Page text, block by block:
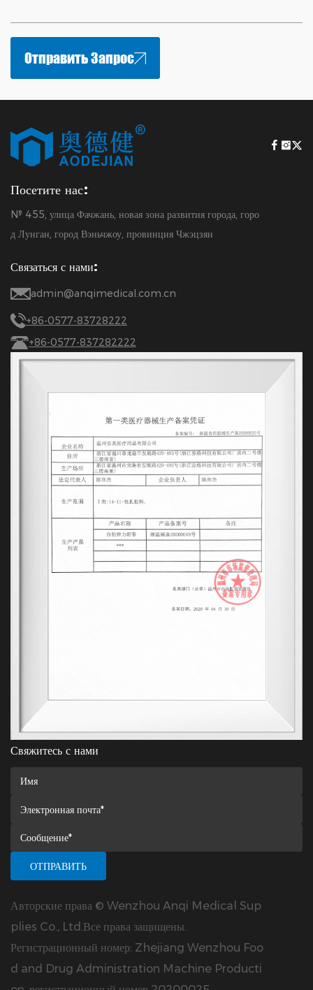
Отправить Запрос
Посетите нас:
№ 455, улица Фачжань, новая зона развития города, горо
д Лунган, город Вэньчжоу, провинция Чжэцзян
Связаться с нами:
admin@anqimedical.com.cn
+86-0577-83728222
+86-0577-837282222
Свяжитесь с нами
Авторские права © Wenzhou Anqi Medical Sup
plies Co., Ltd.Все права защищены.
Регистрационный номер: Zhejiang Wenzhou Foo
d and Drug Administration Machine Producti